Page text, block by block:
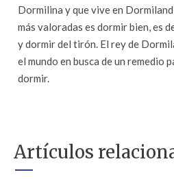
Dormilina y que vive en
más valoradas es dormir bien, es
y dormir del tirón. El rey de
el mundo en busca de un remedio
dormir.
Artículos